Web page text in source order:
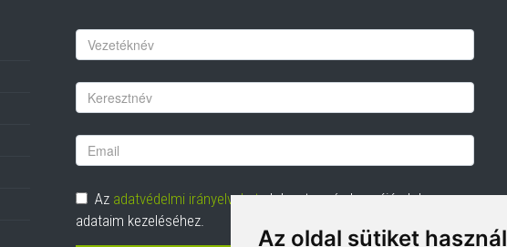
Az oldal sütiket használ
Keresztnév
Vezetéknév
Email
cím
Adatvédelem
Az adatvédelmi irányelveketelolvastam és hozzájárulok
adataim kezeléséhez.